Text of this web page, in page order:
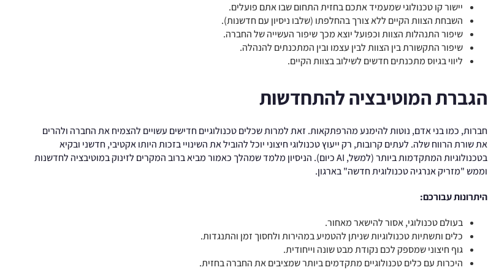
יישור קו טכנולוגי שמעמיד אתכם בחזית התחום שבו אתם פועלים.
השבחת הצוות הקיים ללא צורך בהחלפתו (שלבו ניסיון עם חדשנות).
שיפור התנהלות הצוות וכפועל יוצא מכך שיפור העשייה של החברה.
שיפור התקשורת בין הצוות לבין עצמו ובין המתכנתים להנהלה.
ליווי בגיוס מתכנתים חדשים לשילוב בצוות הקיים.
הגברת המוטיבציה להתחדשות
חברות, כמו בני אדם, נוטות להימנע מהרפתקאות. זאת למרות שכלים טכנולוגיים חדישים עשויים להצמיח את החברה ולהרים
את שורת הרווח שלה. לעתים קרובות, רק ייעוץ טכנולוגי חיצוני יוכל להוביל את השינויי בזכות היותו אקטיבי, חדשני ובקיא
בטכנולוגיות המתקדמות ביותר (למשל, AI כיום). הניסיון מלמד שמהלך כאמור מביא ברוב המקרים לזינוק במוטיבציה לחדשנות
וממש "מזריק אנרגיה טכנולוגית חדשה" בארגון.
היתרונות עבורכם:
בעולם טכנולוגי, אסור להישאר מאחור.
כלים ותשתיות טכנולוגיות שניתן להטמיע במהירות ולחסוך זמן והתנגדות.
גוף חיצוני שמספק לכם נקודת מבט שונה וייחודית.
היכרות עם כלים טכנולוגיים מתקדמים ביותר שמציבים את החברה בחזית.